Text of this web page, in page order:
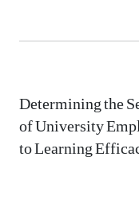
Determining the
of University
to Learning